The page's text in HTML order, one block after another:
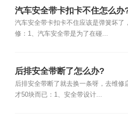
汽车安全带卡扣卡不住怎么办
汽车安全带卡扣卡不住应该是弹簧坏了
修：1、汽车安全带是为了在碰...
后排安全带断了怎么办?
后排安全带断了就去换一条呀，去维修
才50块而已：1、安全带设计...